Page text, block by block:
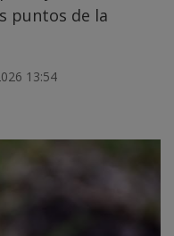
puntos de la
13:54